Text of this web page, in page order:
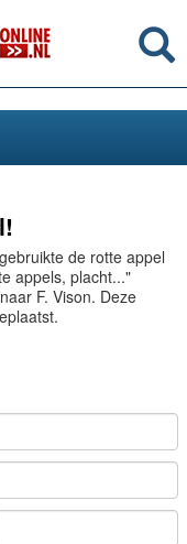
de rotte appel
appels, placht..."
F. Vison. Deze